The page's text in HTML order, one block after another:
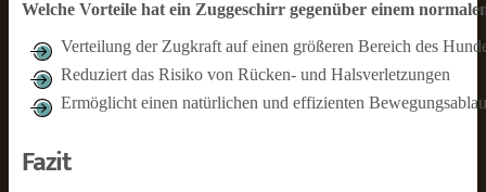
Welche Vorteile hat ein Zuggeschirr gegenüber einem
Verteilung der Zugkraft auf einen größeren Bereich des
Reduziert das Risiko von Rücken- und Halsverletzungen
Ermöglicht einen natürlichen und effizienten
Fazit